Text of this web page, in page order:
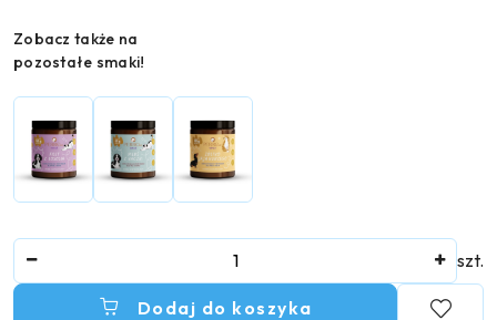
Wariant
Zobacz także na
pozostałe smaki!
szt.
Dodaj do koszyka